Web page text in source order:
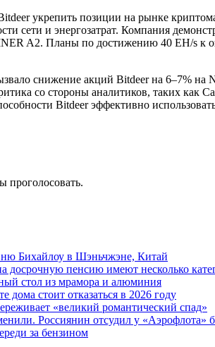
укрепить позиции на рынке
сети и энергозатрат. Компания
A2. Планы по достижению 40 EH/s к
снижение акций Bitdeer на 6–7% на
со стороны аналитиков, таких как
Bitdeer эффективно
проголосовать.
Бихайлоу в Шэньчжэне, Китай
досрочную пенсию имеют несколько
стол из мрамора и алюминия
дома стоит отказаться в 2026 году
«великий романтический спад»
Россиянин отсудил у «Аэрофлота»
за бензином